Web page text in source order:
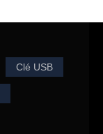
Clé USB